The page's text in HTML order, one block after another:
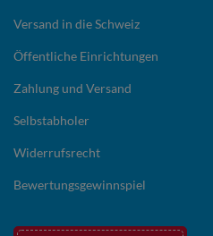
Versand in die Schweiz
Öffentliche Einrichtungen
Zahlung und Versand
Selbstabholer
Widerrufsrecht
Bewertungsgewinnspiel